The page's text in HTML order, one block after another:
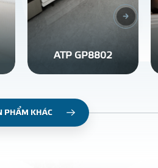
ATP GP8802
PHẨM KHÁC